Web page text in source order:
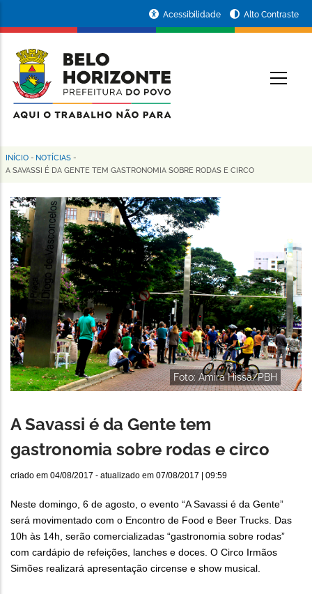
conteúdo
principal
da
Prefeitura
de
Horizonte
Acessibilidade Alto Contraste
Trilha
navegação
INÍCIO - NOTÍCIAS -
A SAVASSI É DA GENTE TEM GASTRONOMIA SOBRE RODAS E CIRCO
Foto: Amira Hissa/PBH
A Savassi é da Gente tem
gastronomia sobre rodas e circo
criado em 04/08/2017 - atualizado em 07/08/2017 | 09:59
Neste domingo, 6 de agosto, o evento “A Savassi é da Gente”
será movimentado com o Encontro de Food e Beer Trucks. Das
10h às 14h, serão comercializadas “gastronomia sobre rodas”
com cardápio de refeições, lanches e doces. O Circo Irmãos
Simões realizará apresentação circense e show musical.